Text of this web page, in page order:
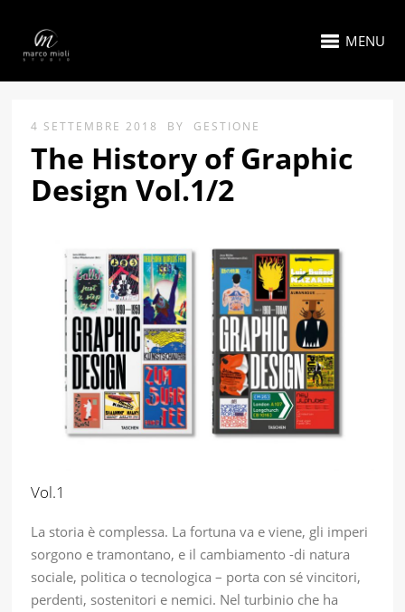
MENU
4 SETTEMBRE 2018 BY GESTIONE
The History of Graphic
Design Vol.1/2
Vol.1
La storia è complessa. La fortuna va e viene, gli imperi
sorgono e tramontano, e il cambiamento -di natura
sociale, politica o tecnologica – porta con sé vincitori,
perdenti, sostenitori e nemici. Nel turbinio che ha